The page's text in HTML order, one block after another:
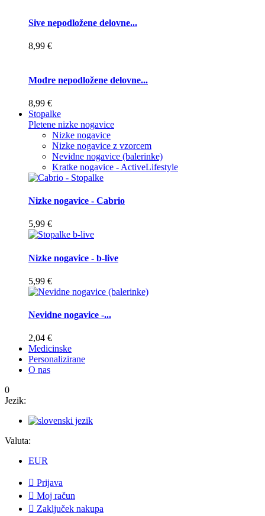
Sive nepodložene delovne...
8,99 €
Modre nepodložene delovne...
8,99 €
Stopalke
Pletene nizke nogavice
Nizke nogavice
Nizke nogavice z vzorcem
Nevidne nogavice (balerinke)
Kratke nogavice - ActiveLifestyle
Nizke nogavice - Cabrio
5,99 €
Nizke nogavice - b-live
5,99 €
Nevidne nogavice -...
2,04 €
Medicinske
Personalizirane
O nas
0
Jezik:
Valuta:
EUR
 Prijava
 Moj račun
 Zaključek nakupa